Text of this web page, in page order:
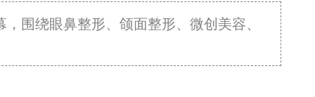
围绕眼鼻整形、颌面整形、微创美容、